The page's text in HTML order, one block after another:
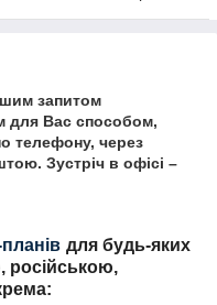
запитом
для Вас способом,
телефону, через
Зустріч в офісі –
для будь-яких
російською,